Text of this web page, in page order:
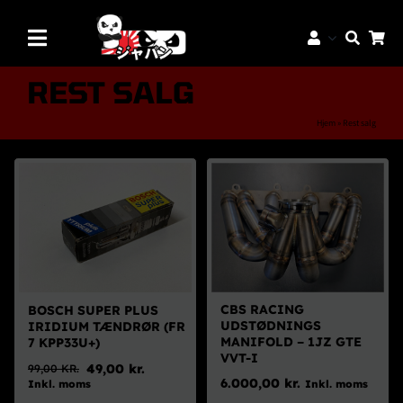
contentToggle
Navigation
Servicedele
K-Truck Dele
Bilpleje
Tilbud
REST SALG
Hjem » Rest salg
BOSCH SUPER PLUS
IRIDIUM TÆNDRØR (FR
7 KPP33U+)
99,00KR.
Den
49,00 kr.
Den
Inkl. moms
CBS RACING
UDSTØDNINGS
MANIFOLD – 1JZ GTE
VVT-I
6.000,00 kr. Inkl. moms